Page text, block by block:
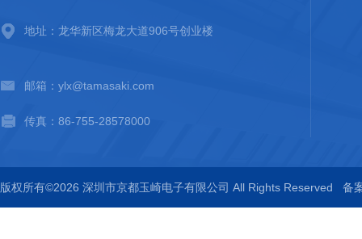
地址：龙华新区梅龙大道906号创业楼
邮箱：ylx@tamasaki.com
传真：86-755-28578000
版权所有©2026 深圳市京都玉崎电子有限公司 All Rights Reserved 备